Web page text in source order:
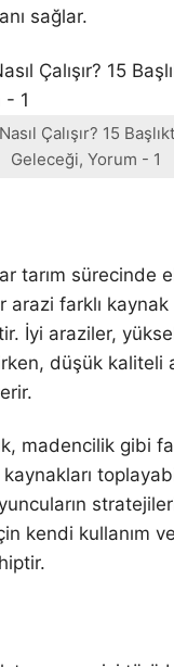
sağlar.
Çalışır? 15
Geleceği, Yorum - 1
tarım sürecinde
farklı kaynak
İyi araziler,
düşük kaliteli
madencilik gibi
kendi kullanım